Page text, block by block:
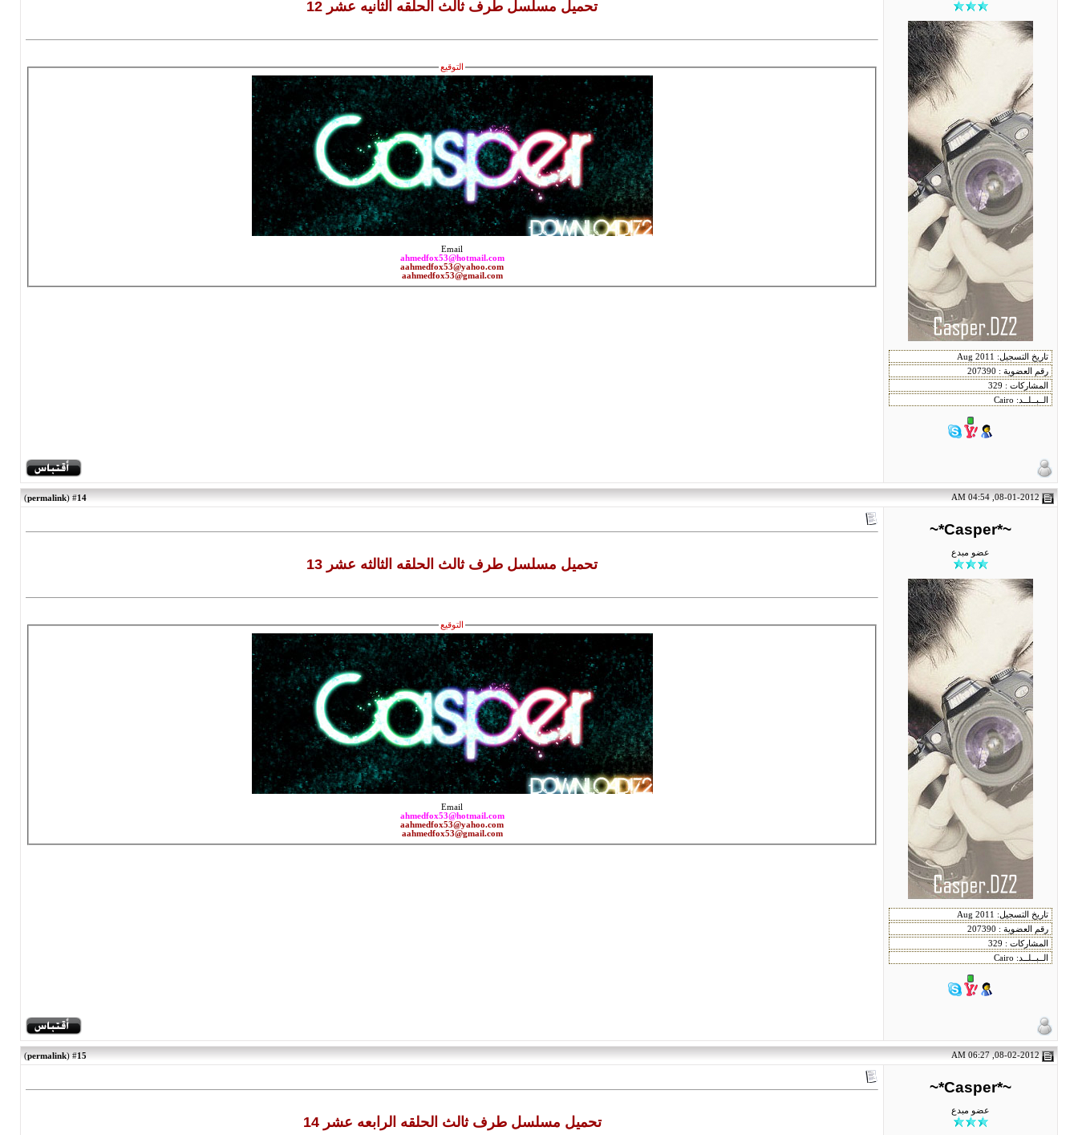
تحميل مسلسل طرف ثالث الحلقه الثانيه عشر 12
التوقيع
Email
ahmedfox53@hotmail.com
aahmedfox53@yahoo.com
aahmedfox53@gmail.com
14
(
permalink
)
~*Casper*~
عضو مبدع
تحميل مسلسل طرف ثالث الحلقه الثالثه عشر 13
التوقيع
Email
ahmedfox53@hotmail.com
aahmedfox53@yahoo.com
aahmedfox53@gmail.com
15
(
permalink
)
~*Casper*~
عضو مبدع
تحميل مسلسل طرف ثالث الحلقه الرابعه عشر 14